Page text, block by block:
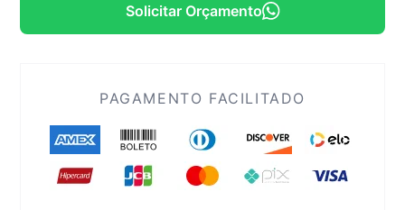
Solicitar Orçamento
PAGAMENTO FACILITADO